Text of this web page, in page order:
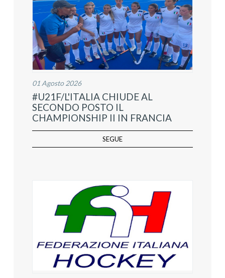
01 Agosto 2026
#U21F/L'ITALIA CHIUDE AL
SECONDO POSTO IL
CHAMPIONSHIP II IN FRANCIA
SEGUE